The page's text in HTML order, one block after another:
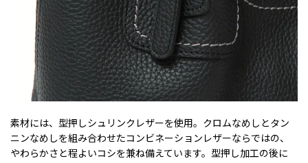
素材には、型押しシュリンクレザーを使用。クロムなめしとタン
ニンなめしを組み合わせたコンビネーションレザーならではの、
やわらかさと程よいコシを兼ね備えています。型押し加工の後に